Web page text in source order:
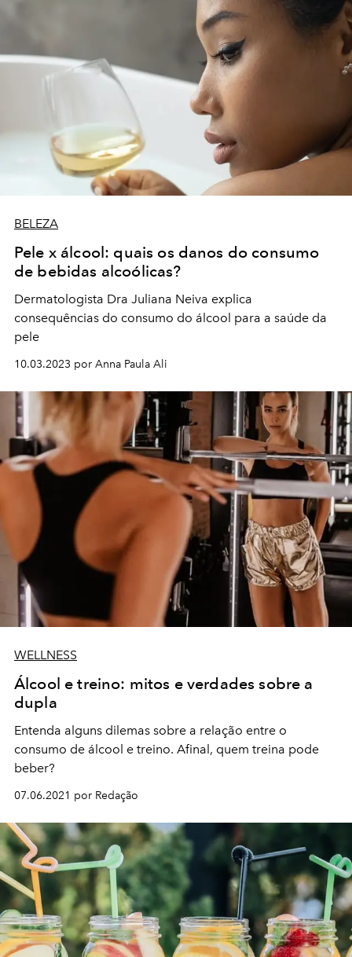
BELEZA
Pele x álcool: quais os danos do consumo
de bebidas alcoólicas?
Dermatologista Dra Juliana Neiva explica
consequências do consumo do álcool para a saúde da
pele
10.03.2023 por Anna Paula Ali
WELLNESS
Álcool e treino: mitos e verdades sobre a
dupla
Entenda alguns dilemas sobre a relação entre o
consumo de álcool e treino. Afinal, quem treina pode
beber?
07.06.2021 por Redação